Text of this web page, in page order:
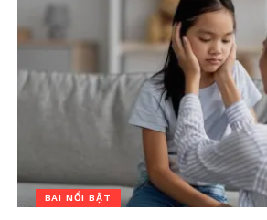
BÀI NỔI BẬT